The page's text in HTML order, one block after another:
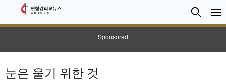
Sponsored
검
색
Search
눈은 울기 위한 것